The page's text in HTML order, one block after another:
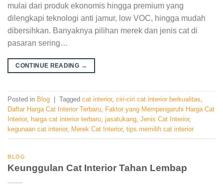
mulai dari produk ekonomis hingga premium yang
dilengkapi teknologi anti jamur, low VOC, hingga mudah
dibersihkan. Banyaknya pilihan merek dan jenis cat di
pasaran sering…
CONTINUE READING →
Posted in Blog Tagged cat interior, ciri-ciri cat interior berkualitas,
Daftar Harga Cat Interior Terbaru, Faktor yang Mempengaruhi Harga Cat
Interior, harga cat interior terbaru, jasatukang, Jenis Cat Interior,
kegunaan cat interior, Merek Cat Interior, tips memilih cat interior
BLOG
Keunggulan Cat Interior Tahan Lembap